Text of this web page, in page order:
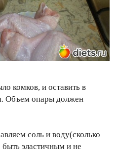
комков, и оставить в
Объем опары должен
соль и воду(сколько
эластичным и не